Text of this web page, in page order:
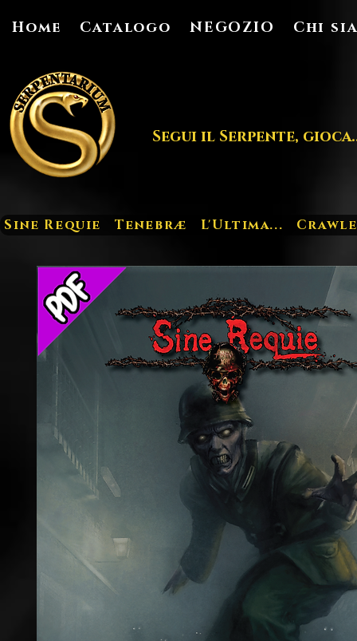
Home Catalogo NEGOZIO Chi
Segui il Serpente,
Sine Requie Tenebræ L'Ultima...